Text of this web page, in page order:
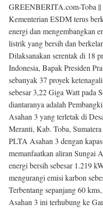
GREENBERITA.com-Toba ||
Kementerian ESDM terus
energi dan mengembangkan
listrik yang bersih dan
Dilaksanakan serentak di 18
Indonesia, Bapak Presiden
sebanyak 37 proyek
sebesar 3,22 Giga Watt pada
diantaranya adalah
Asahan 3 yang terletak di
Meranti, Kab. Toba,
PLTA Asahan 3 dengan
memanfaatkan aliran Sungai
energi bersih sebesar 1.219
mengurangi emisi karbon
Terbentang sepanjang 60
Asahan 3 ini terhubung ke